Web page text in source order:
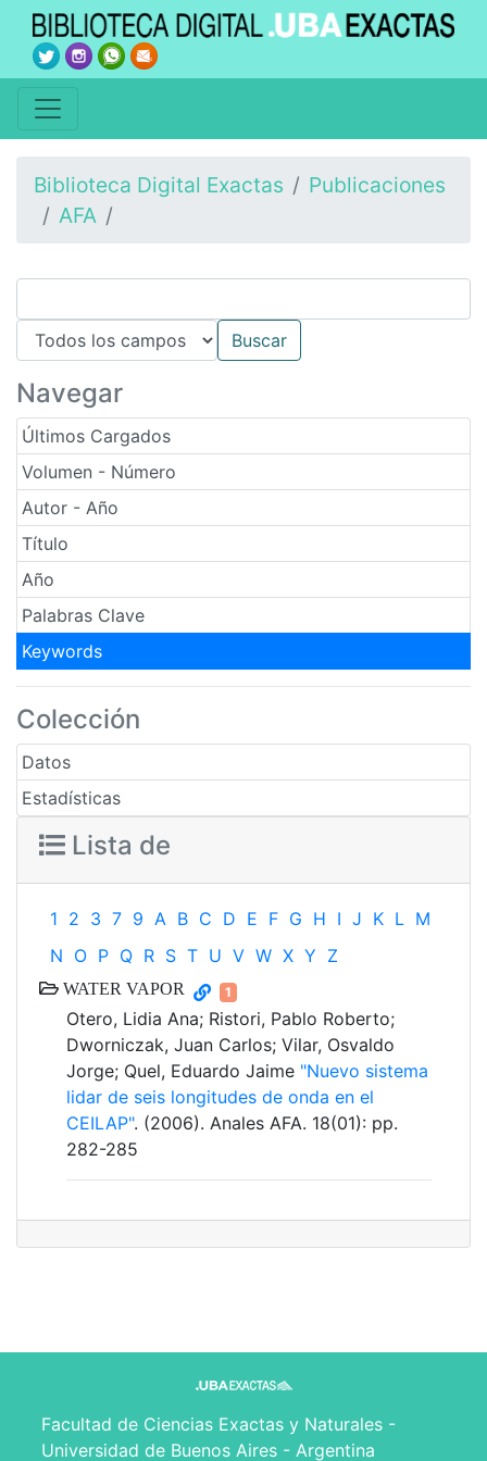
Biblioteca Digital Exactas
Publicaciones
AFA
Navegar
Últimos Cargados
Volumen - Número
Autor - Año
Título
Año
Palabras Clave
Keywords
Colección
Datos
Estadísticas
Lista de
1 2 3 7 9 A B C D E F G H I J K L M
N O P Q R S T U V W X Y Z
WATER VAPOR 1
Otero, Lidia Ana; Ristori, Pablo Roberto;
Dworniczak, Juan Carlos; Vilar, Osvaldo
Jorge; Quel, Eduardo Jaime "Nuevo sistema
lidar de seis longitudes de onda en el
CEILAP". (2006). Anales AFA. 18(01): pp.
282-285
Facultad de Ciencias Exactas y Naturales -
Universidad de Buenos Aires - Argentina